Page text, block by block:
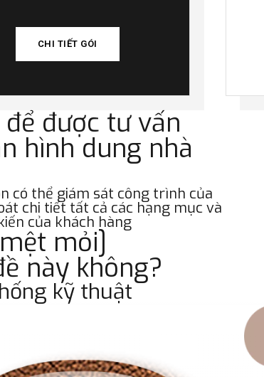
CHI TIẾT GÓI
để được tư vấn
hình dung nhà
có thể giám sát công trình của
chi tiết tất cả các hạng mục và
của khách hàng
mỏi]
này không?
kỹ thuật